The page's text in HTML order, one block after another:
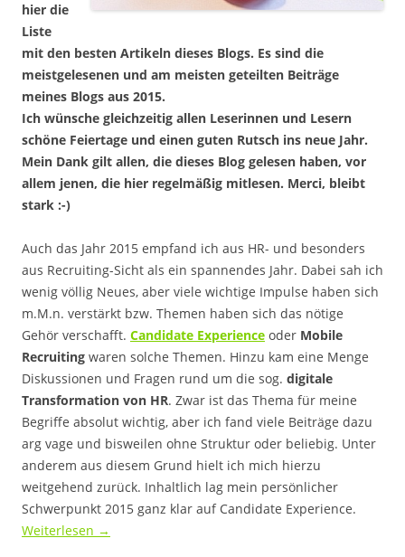
hier die
Liste
mit den besten Artikeln dieses Blogs. Es sind die
meistgelesenen und am meisten geteilten Beiträge
meines Blogs aus 2015.
Ich wünsche gleichzeitig allen Leserinnen und Lesern
schöne Feiertage und einen guten Rutsch ins neue Jahr.
Mein Dank gilt allen, die dieses Blog gelesen haben, vor
allem jenen, die hier regelmäßig mitlesen. Merci, bleibt
stark :-)
Auch das Jahr 2015 empfand ich aus HR- und besonders
aus Recruiting-Sicht als ein spannendes Jahr. Dabei sah ich
wenig völlig Neues, aber viele wichtige Impulse haben sich
m.M.n. verstärkt bzw. Themen haben sich das nötige
Gehör verschafft. Candidate Experience oder Mobile
Recruiting waren solche Themen. Hinzu kam eine Menge
Diskussionen und Fragen rund um die sog. digitale
Transformation von HR. Zwar ist das Thema für meine
Begriffe absolut wichtig, aber ich fand viele Beiträge dazu
arg vage und bisweilen ohne Struktur oder beliebig. Unter
anderem aus diesem Grund hielt ich mich hierzu
weitgehend zurück. Inhaltlich lag mein persönlicher
Schwerpunkt 2015 ganz klar auf Candidate Experience.
Weiterlesen →